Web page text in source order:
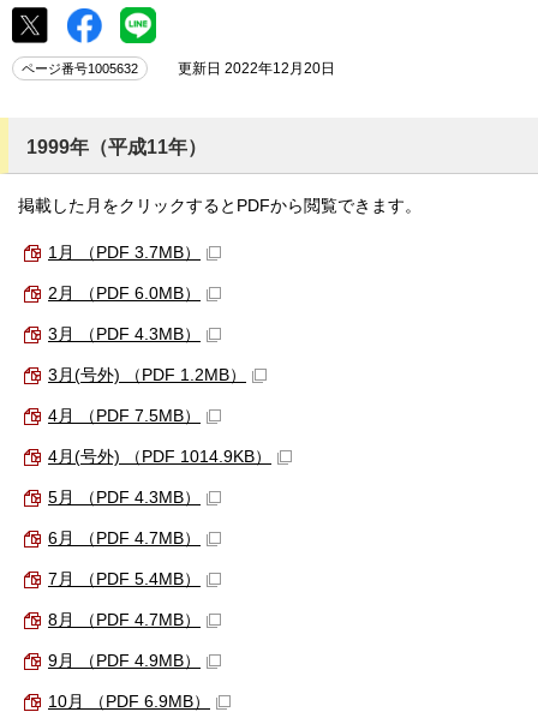
ページ番号1005632 更新日 2022年12月20日
1999年（平成11年）
掲載した月をクリックするとPDFから閲覧できます。
1月 （PDF 3.7MB）
2月 （PDF 6.0MB）
3月 （PDF 4.3MB）
3月(号外) （PDF 1.2MB）
4月 （PDF 7.5MB）
4月(号外) （PDF 1014.9KB）
5月 （PDF 4.3MB）
6月 （PDF 4.7MB）
7月 （PDF 5.4MB）
8月 （PDF 4.7MB）
9月 （PDF 4.9MB）
10月 （PDF 6.9MB）